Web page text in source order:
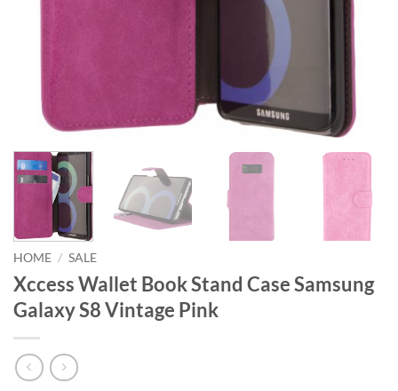
HOME / SALE
Xccess Wallet Book Stand Case Samsung
Galaxy S8 Vintage Pink